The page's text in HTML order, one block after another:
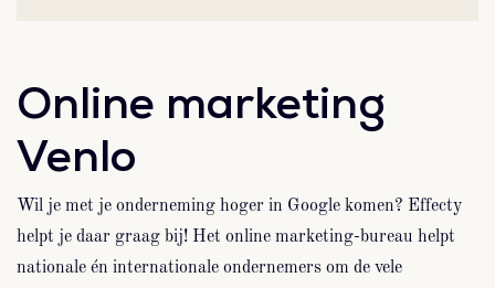
Online marketing
Venlo
Wil je met je onderneming hoger in Google komen? Effecty
helpt je daar graag bij! Het online marketing-bureau helpt
nationale én internationale ondernemers om de vele